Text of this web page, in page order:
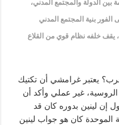
الدولة والمجتمع المدني،
بنية المجتمع المدني
يقف خلفه نظام قوي من القلاع
يعتبر غرامشي أن تكتيك
غير عملي وأكد أن
إن لينين بدوره كان قد
الموحدة كان هو جواب لينين